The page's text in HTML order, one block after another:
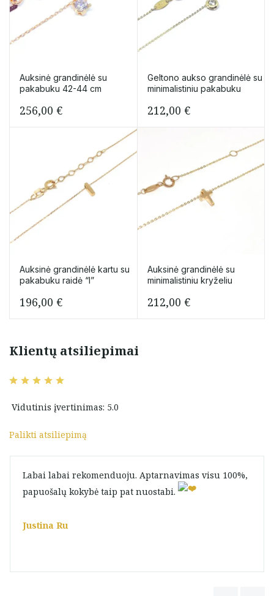
Auksinė grandinėlė su
pakabuku 42-44 cm
256,00 €
Geltono aukso grandinėlė su
minimalistiniu pakabuku
212,00 €
Auksinė grandinėlė kartu su
pakabuku raidė “I”
196,00 €
Auksinė grandinėlė su
minimalistiniu kryželiu
212,00 €
Klientų atsiliepimai
Vidutinis įvertinimas: 5.0
Palikti atsiliepimą
Labai labai rekomenduoju. Aptarnavimas visu 100%,
papuošalų kokybė taip pat nuostabi.
Justina Ru